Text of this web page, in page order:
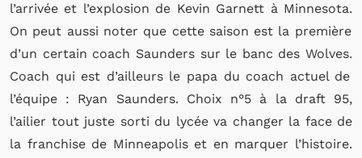
l’arrivée et l’explosion de Kevin Garnett à Minnesota.
On peut aussi noter que cette saison est la première
d’un certain coach Saunderssur le banc des Wolves.
Coach qui est d’ailleurs le papa du coach actuel de
l’équipe : Ryan Saunders. Choix n°5 à la draft95,
l’ailier tout juste sorti du lycée va changer la face de
la franchise de Minneapolis et en marquer l’histoire.